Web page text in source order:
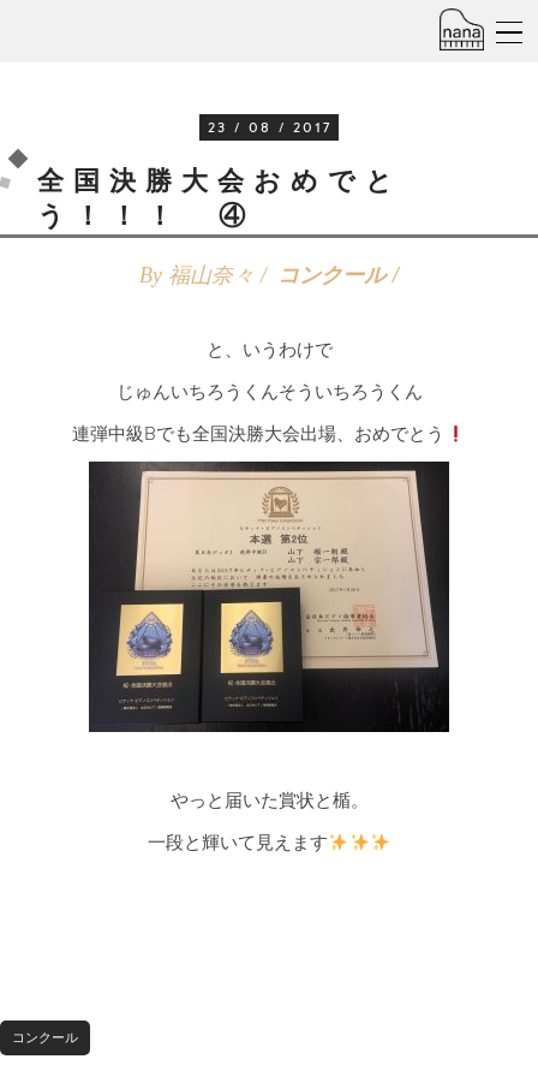
23 / 08 / 2017
全国決勝大会おめでと
う！！！ ④
By 福山奈々 / コンクール
と、いうわけで
じゅんいちろうくんそういちろうくん
連弾中級Bでも全国決勝大会出場、おめでとう
やっと届いた賞状と楯。
一段と輝いて見えます
コンクール